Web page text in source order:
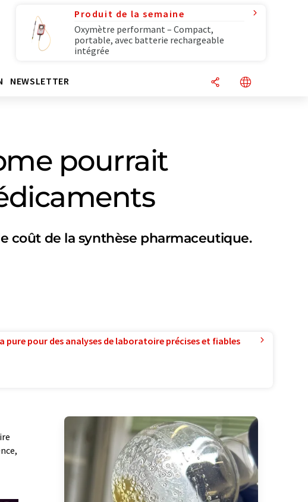
Produit de la semaine
Oxymètre performant – Compact,
portable, avec batterie rechargeable
intégrée
NEWSLETTER
pourrait
coût de la synthèse pharmaceutique.
pure pour des analyses de laboratoire précises et fiables